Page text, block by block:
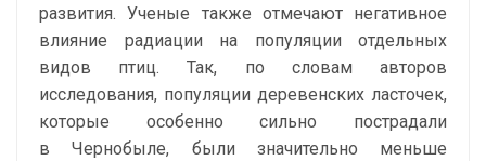
развития. Ученые также отмечают негативное
влияние радиации на популяции отдельных
видов птиц. Так, по словам авторов
исследования, популяции деревенских ласточек,
которые особенно сильно пострадали
в Чернобыле, были значительно меньше